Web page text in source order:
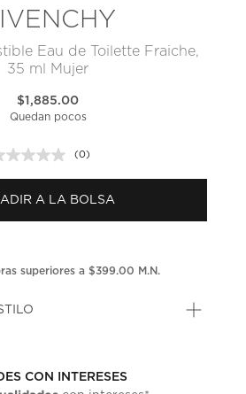
Eau de Toilette Fraiche,
35 ml Mujer
$1,885.00
Quedan pocos
Sin
puntuación.
en
la
(0)
A LA BOLSA
superiores a $399.00 M.N.
CON INTERESES